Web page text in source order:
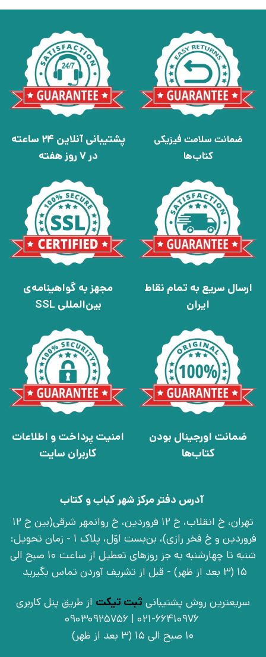
ضمانت سلامت فیزیکی
کتاب‌ها
پشتیبانی آنلاین 24 ساعته
در 7 روز هفته
ارسال سریع به تمام نقاط
ایران
مجهز به گواهینامه‌ی
بین‌المللی SSL
ضمانت اورجینال بودن
کتاب‌ها
امنیت پرداخت و اطلاعات
کاربران سایت
آدرس دفتر مرکز شهر کباب و کتاب
تهران، خ انقلاب، خ 12 فروردین، خ روانمهر شرقی(بین خ 12
فروردین و خ فخر رازی)، بن‌بست اوّل، پلاک 1 - زمان تحویل:
شنبه تا چهارشنبه به جز روزهای تعطیل از ساعت 10 صبح الی
15 (3 بعد از ظهر) - قبل از تشریف آوردن تماس بگیرید
سریعترین روش پشتیبانی ثبت تیکت از طریق پنل کاربری
021-66410976 | 09030925756
10 صبح الی 15 (3 بعد از ظهر)